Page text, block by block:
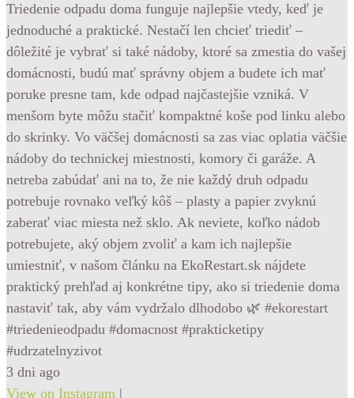
Triedenie odpadu doma funguje najlepšie vtedy, keď je
jednoduché a praktické. Nestačí len chcieť triediť –
dôležité je vybrať si také nádoby, ktoré sa zmestia do vašej
domácnosti, budú mať správny objem a budete ich mať
poruke presne tam, kde odpad najčastejšie vzniká. V
menšom byte môžu stačiť kompaktné koše pod linku alebo
do skrinky. Vo väčšej domácnosti sa zas viac oplatia väčšie
nádoby do technickej miestnosti, komory či garáže. A
netreba zabúdať ani na to, že nie každý druh odpadu
potrebuje rovnako veľký kôš – plasty a papier zvyknú
zaberať viac miesta než sklo. Ak neviete, koľko nádob
potrebujete, aký objem zvoliť a kam ich najlepšie
umiestniť, v našom článku na EkoRestart.sk nájdete
praktický prehľad aj konkrétne tipy, ako si triedenie doma
nastaviť tak, aby vám vydržalo dlhodobo 🌿 #ekorestart
#triedenieodpadu #domacnost #prakticketipy
#udrzatelnyzivot
3 dni ago
View on Instagram |